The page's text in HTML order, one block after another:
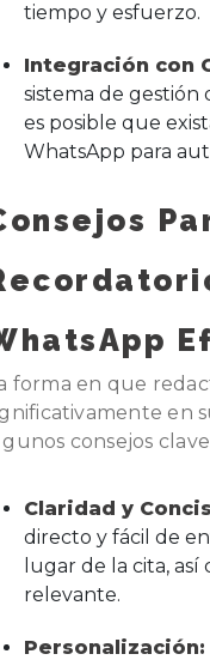
tiempo y esfuerzo.
Integración con
sistema de gestión
es posible que
WhatsApp para
forma en que
en
consejos
Claridad y
directo y fácil de
lugar de la cita,
relevante.
Personalización: